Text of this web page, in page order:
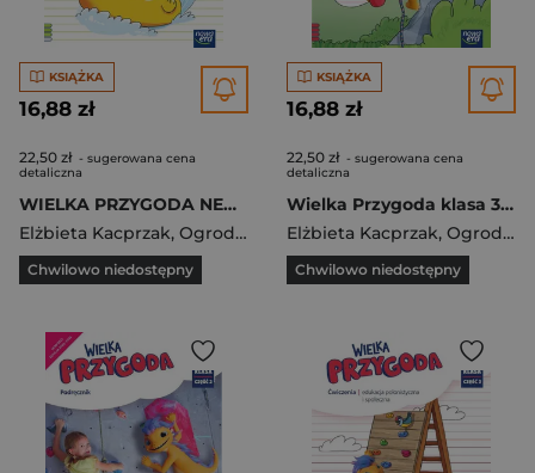
KSIĄŻKA
16,88 zł
22,50 zł - sugerowana cena
detaliczna
WIELKA PRZYGODA NEON klasa 1 część 3 Zeszyt ćwiczeń zintegrowanych EDYCJA 2023-2025
Elżbieta Kacprzak, Ogrodowczyk Małgorzata
Chwilowo niedostępny
KSIĄŻKA
16,88 zł
22,50 zł - sugerowana cena
detaliczna
Wielka Przygoda klasa 3 część 4 Zeszyt ćwiczeń zintegrowanych 61506
Elżbieta Kacprzak, Ogrodowczyk Małgorzata
Chwilowo niedostępny